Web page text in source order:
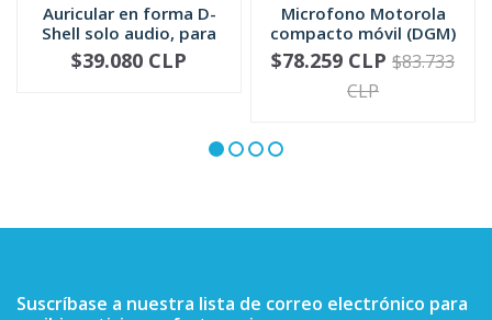
Auricular en forma D-
Shell solo audio, para
mic...
+
$39.080 CLP
Microfono Motorola
compacto móvil (DGM)
RMN5052
+
-
$78.259 CLP $83.733
CLP
Suscríbase a nuestra lista de correo electrónico para